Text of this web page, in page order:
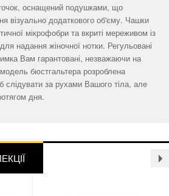
оснащений подушками, що
візуально додаткового об'єму. Чашки
мікрофобри та вкриті мереживом із
надання жіночної нотки. Регульовані
Вам гарантовані, незважаючи на
модель бюстгальтера розроблена
слідувати за рухами Вашого тіла, але
дня.